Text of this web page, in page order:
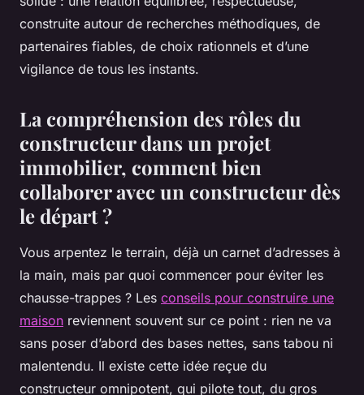
construite autour de recherches méthodiques, de
partenaires fiables, de choix rationnels et d’une
vigilance de tous les instants.
La compréhension des rôles du
constructeur dans un projet
immobilier, comment bien
collaborer avec un constructeur dès
le départ ?
Vous arpentez le terrain, déjà un carnet d’adresses à
la main, mais par quoi commencer pour éviter les
chausse-trappes ? Les conseils pour construire une
maison reviennent souvent sur ce point : rien ne va
sans poser d’abord des bases nettes, sans tabou ni
malentendu. Il existe cette idée reçue du
constructeur omnipotent, qui pilote tout, du gros